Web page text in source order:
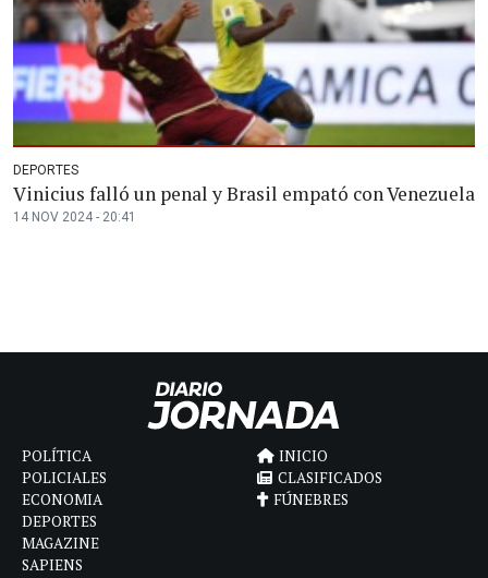
DEPORTES
Vinicius falló un penal y Brasil empató con Venezuela
14 NOV 2024 - 20:41
POLÍTICA
POLICIALES
ECONOMIA
DEPORTES
MAGAZINE
SAPIENS
INICIO
CLASIFICADOS
FÚNEBRES